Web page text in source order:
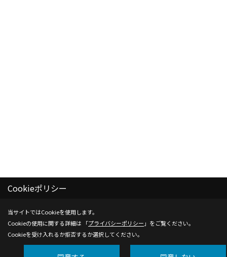
Cookieポリシー
当サイトではCookieを使用します。
Cookieの使用に関する詳細は 「プライバシーポリシー 」をご覧ください。
Cookieを受け入れるか拒否するか選択してください。